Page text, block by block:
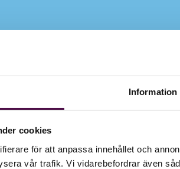
Information
cookies
för att anpassa innehållet och
vår trafik. Vi vidarebefordrar även